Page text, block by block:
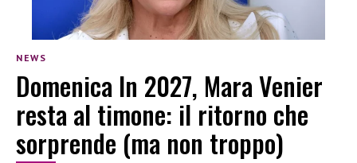
NEWS
Domenica In 2027, Mara Venier
resta al timone: il ritorno che
sorprende (ma non troppo)